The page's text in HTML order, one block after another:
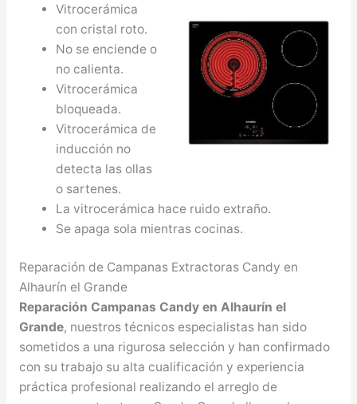
Vitrocerámica
con cristal roto.
No se enciende o
no calienta.
Vitrocerámica
bloqueada.
Vitrocerámica de
inducción no
detecta las ollas
o sartenes.
La vitrocerámica hace ruido extraño.
Se apaga sola mientras cocinas.
Reparación de Campanas Extractoras Candy en
Alhaurín el Grande
Reparación Campanas Candy en Alhaurín el
Grande, nuestros técnicos especialistas han sido
sometidos a una rigurosa selección y han confirmado
con su trabajo su alta cualificación y experiencia
práctica profesional realizando el arreglo de